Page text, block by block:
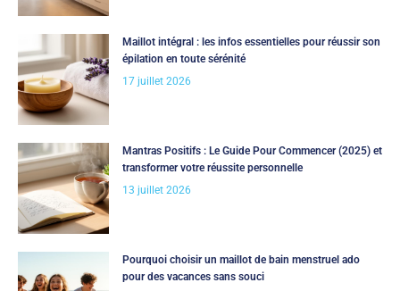
Maillot intégral : les infos essentielles pour réussir son
épilation en toute sérénité
17 juillet 2026
Mantras Positifs : Le Guide Pour Commencer (2025) et
transformer votre réussite personnelle
13 juillet 2026
Pourquoi choisir un maillot de bain menstruel ado
pour des vacances sans souci